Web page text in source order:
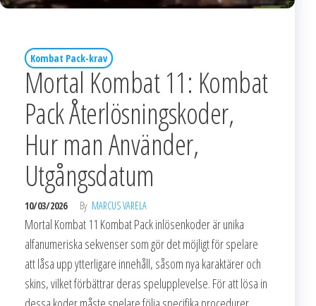
Kombat Pack-krav
Mortal Kombat 11: Kombat
Pack Återlösningskoder,
Hur man Använder,
Utgångsdatum
10/03/2026 By MARCUS VARELA
Mortal Kombat 11 Kombat Pack inlösenkoder är unika
alfanumeriska sekvenser som gör det möjligt för spelare
att låsa upp ytterligare innehåll, såsom nya karaktärer och
skins, vilket förbättrar deras spelupplevelse. För att lösa in